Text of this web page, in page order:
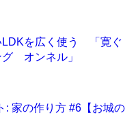
を広く使う 「寛ぐ
グ オンネル」
: 家の作り方 #6【お城の